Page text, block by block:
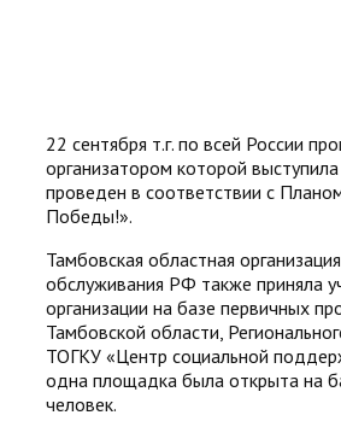
22 сентября т.г. по всей России
организатором которой
проведен в соответствии с
Победы!».
Тамбовская областная
обслуживания РФ также приняла
организации на базе первичных
Тамбовской области,
ТОГКУ «Центр социальной
одна площадка была открыта на
человек.